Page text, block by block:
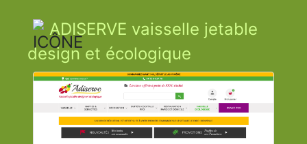
ADISERVE vaisselle jetable
design et écologique